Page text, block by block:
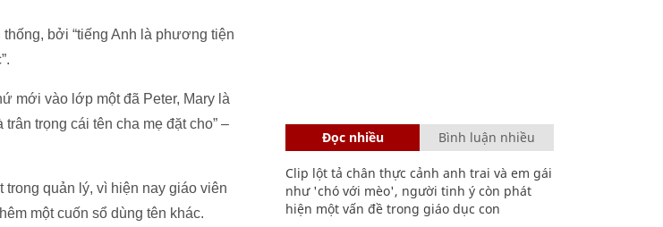
bởi “tiếng Anh là phương tiện
mới vào lớp một đã Peter, Mary là
trọng cái tên cha mẹ đặt cho” –
quản lý, vì hiện nay giáo viên
một cuốn sổ dùng tên khác.
Đọc nhiều Bình luận nhiều
Clip lột tả chân thực cảnh anh trai và em gái
như 'chó với mèo', người tinh ý còn phát
hiện một vấn đề trong giáo dục con